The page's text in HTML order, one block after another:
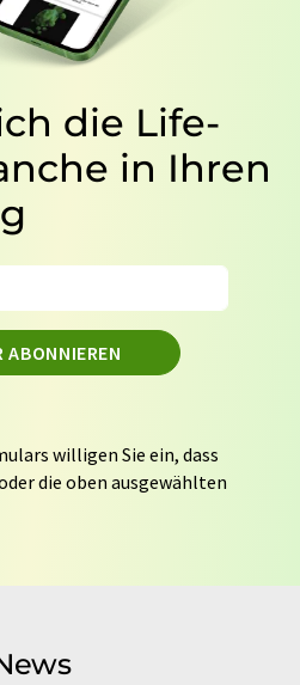
die Life-
in Ihren
ABONNIEREN
willigen Sie ein, dass
die oben ausgewählten
Ihre Daten werden
. LUMITOS darf
kontaktieren. Ihre
ohne Angabe von